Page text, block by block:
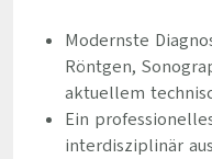
Modernste
Röntgen,
aktuellem
Ein
interdisziplinär